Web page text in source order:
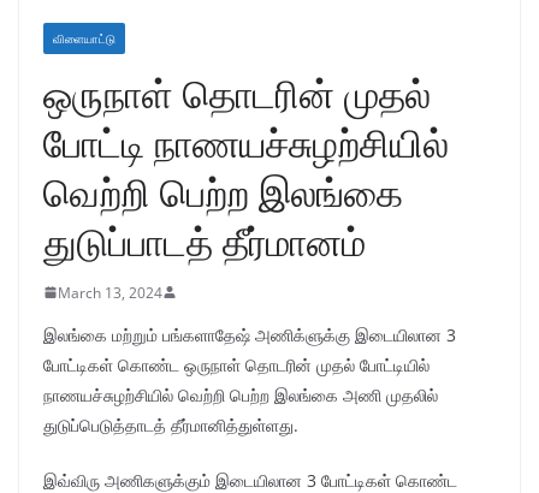
விளையாட்டு
ஒருநாள் தொடரின் முதல்
போட்டி நாணயச்சுழற்சியில்
வெற்றி பெற்ற இலங்கை
துடுப்பாடத் தீர்மானம்
March 13, 2024
இலங்கை மற்றும் பங்களாதேஷ் அணிக்ளுக்கு இடையிலான 3
போட்டிகள் கொண்ட ஒருநாள் தொடரின் முதல் போட்டியில்
நாணயச்சுழற்சியில் வெற்றி பெற்ற இலங்கை அணி முதலில்
துடுப்பெடுத்தாடத் தீர்மானித்துள்ளது.
இவ்விரு அணிகளுக்கும் இடையிலான 3 போட்டிகள் கொண்ட